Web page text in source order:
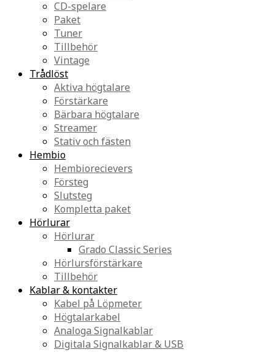
CD-spelare
Paket
Tuner
Tillbehör
Vintage
Trådlöst
Aktiva högtalare
Förstärkare
Bärbara högtalare
Streamer
Stativ och fästen
Hembio
Hembiorecievers
Försteg
Slutsteg
Kompletta paket
Hörlurar
Hörlurar
Grado Classic Series
Hörlursförstärkare
Tillbehör
Kablar & kontakter
Kabel på Löpmeter
Högtalarkabel
Analoga Signalkablar
Digitala Signalkablar & USB